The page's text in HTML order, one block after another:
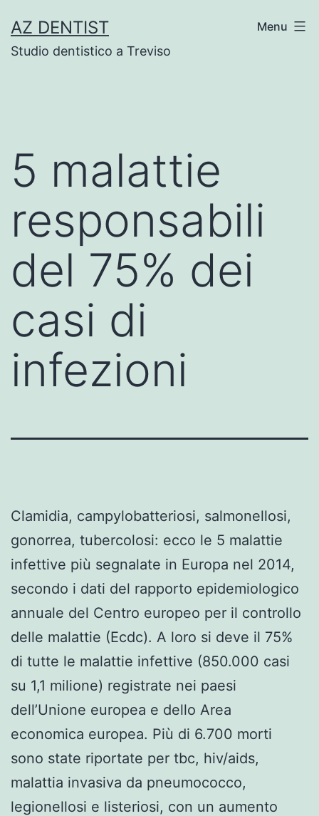
to
content
AZ DENTIST
Studio dentistico a Treviso
Menu
5 malattie
responsabili
del 75% dei
casi di
infezioni
Clamidia, campylobatteriosi, salmonellosi,
gonorrea, tubercolosi: ecco le 5 malattie
infettive più segnalate in Europa nel 2014,
secondo i dati del rapporto epidemiologico
annuale del Centro europeo per il controllo
delle malattie (Ecdc). A loro si deve il 75%
di tutte le malattie infettive (850.000 casi
su 1,1 milione) registrate nei paesi
dell’Unione europea e dello Area
economica europea. Più di 6.700 morti
sono state riportate per tbc, hiv/aids,
malattia invasiva da pneumococco,
legionellosi e listeriosi, con un aumento